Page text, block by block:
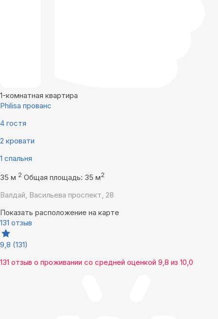
1-комнатная квартира
Philisa прованс
4 гостя
2 кровати
1 спальня
35 м 2 Общая площадь: 35 м2
Валдай, Васильева проспект, 28
Показать расположение на карте
131 отзыв
9,8 (131)
131 отзыв о проживании со средней оценкой 9,8 из 10,0